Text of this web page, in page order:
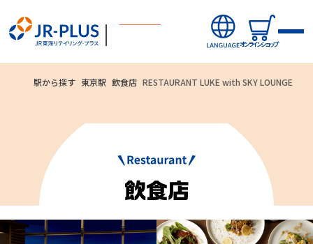
オンラインショップ
キャンペーン・ニュース
オンラインショップから探す
駅から探す 東京駅 飲食店 RESTAURANT LUKE with SKY LOUNGE
ご利用いただ
ける
お支払方法